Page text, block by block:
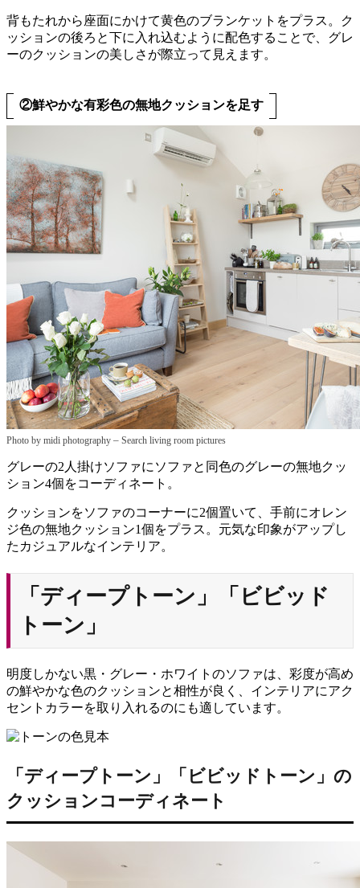
背もたれから座面にかけて黄色のブランケットをプラス。ク
ッションの後ろと下に入れ込むように配色することで、グレ
ーのクッションの美しさが際立って見えます。
②鮮やかな有彩色の無地クッションを足す
Photo by midi photography – Search living room pictures
グレーの2人掛けソファにソファと同色のグレーの無地クッ
ション4個をコーディネート。
クッションをソファのコーナーに2個置いて、手前にオレン
ジ色の無地クッション1個をプラス。元気な印象がアップし
たカジュアルなインテリア。
「ディープトーン」「ビビッド
トーン」
明度しかない黒・グレー・ホワイトのソファは、彩度が高め
の鮮やかな色のクッションと相性が良く、インテリアにアク
セントカラーを取り入れるのにも適しています。
「ディープトーン」「ビビッドトーン」の
クッションコーディネート